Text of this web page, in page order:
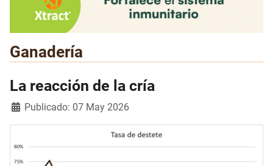
Ganadería
La reacción de la cría
Detalles
Publicado: 07 May 2026